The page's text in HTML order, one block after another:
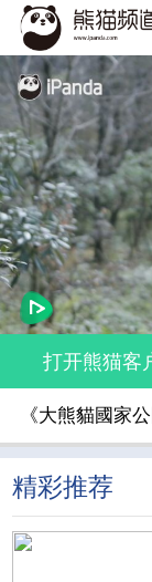
打开熊猫客
《大熊貓國家
精彩推荐